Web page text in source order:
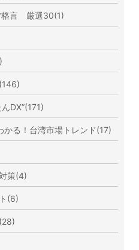
格言 厳選30(1)
DX”(171)
る！台湾市場トレンド(17)
策(4)
(6)